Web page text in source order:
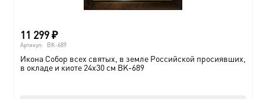
11 299₽
Артикул: BK-689
Икона Собор всех святых, в земле Российской просиявших,
в окладе и киоте 24х30 см BK-689